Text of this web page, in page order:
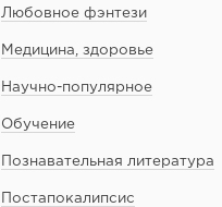
Любовное фэнтези
Медицина, здоровье
Научно-популярное
Обучение
Познавательная литература
Постапокалипсис